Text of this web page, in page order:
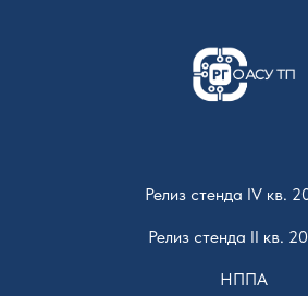
Релиз стенда IV кв.
Релиз стенда II кв.
НППА